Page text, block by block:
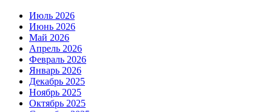
Июль 2026
Июнь 2026
Май 2026
Апрель 2026
Февраль 2026
Январь 2026
Декабрь 2025
Ноябрь 2025
Октябрь 2025